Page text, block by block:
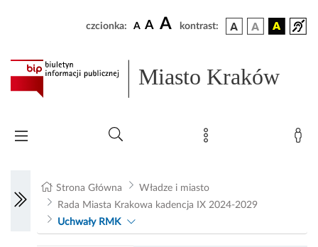
czcionka: A A A kontrast:
Miasto Kraków
Strona Główna
Władze i miasto
Rada Miasta Krakowa kadencja IX 2024-2029
Uchwały RMK